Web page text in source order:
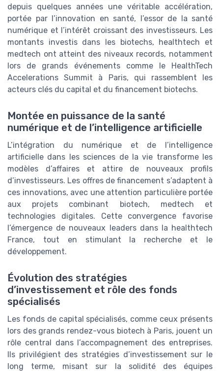
depuis quelques années une véritable accélération,
portée par l’innovation en santé, l’essor de la santé
numérique et l’intérêt croissant des investisseurs. Les
montants investis dans les biotechs, healthtech et
medtech ont atteint des niveaux records, notamment
lors de grands événements comme le HealthTech
Accelerations Summit à Paris, qui rassemblent les
acteurs clés du capital et du financement biotechs.
Montée en puissance de la santé
numérique et de l’intelligence artificielle
L’intégration du numérique et de l’intelligence
artificielle dans les sciences de la vie transforme les
modèles d’affaires et attire de nouveaux profils
d’investisseurs. Les offres de financement s’adaptent à
ces innovations, avec une attention particulière portée
aux projets combinant biotech, medtech et
technologies digitales. Cette convergence favorise
l’émergence de nouveaux leaders dans la healthtech
France, tout en stimulant la recherche et le
développement.
Évolution des stratégies
d’investissement et rôle des fonds
spécialisés
Les fonds de capital spécialisés, comme ceux présents
lors des grands rendez-vous biotech à Paris, jouent un
rôle central dans l’accompagnement des entreprises.
Ils privilégient des stratégies d’investissement sur le
long terme, misant sur la solidité des équipes